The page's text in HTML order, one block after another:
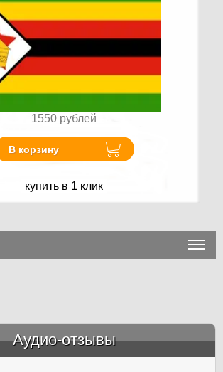
1550 рублей
В корзину
купить в 1 клик
Аудио-отзывы